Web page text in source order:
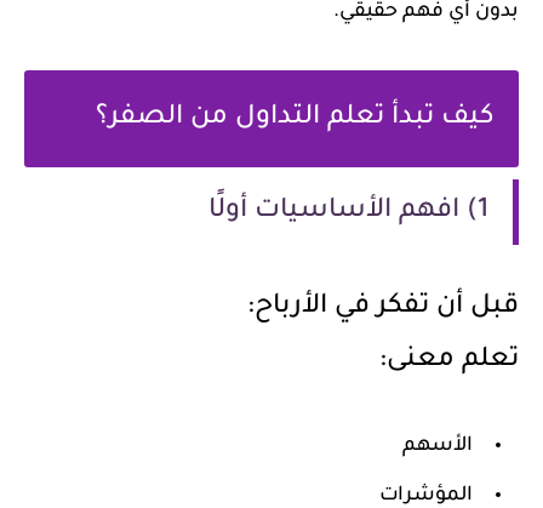
بدون أي فهم حقيقي.
كيف تبدأ تعلم التداول من الصفر؟
1) افهم الأساسيات أولًا
قبل أن تفكر في الأرباح:
تعلم معنى:
الأسهم
المؤشرات